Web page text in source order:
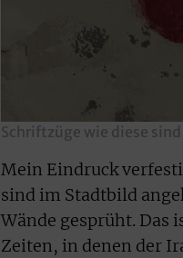
Schriftzüge wie diese
Mein Eindruck
sind im Stadtbild
Wände gesprüht. Das
Zeiten, in denen der